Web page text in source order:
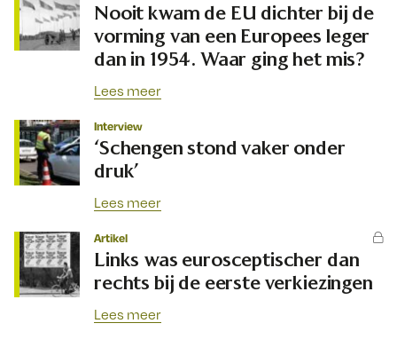
Nooit kwam de EU dichter bij de
vorming van een Europees leger
dan in 1954. Waar ging het mis?
Lees meer
Interview
‘Schengen stond vaker onder
druk’
Lees meer
Artikel
Links was eurosceptischer dan
rechts bij de eerste verkiezingen
Lees meer